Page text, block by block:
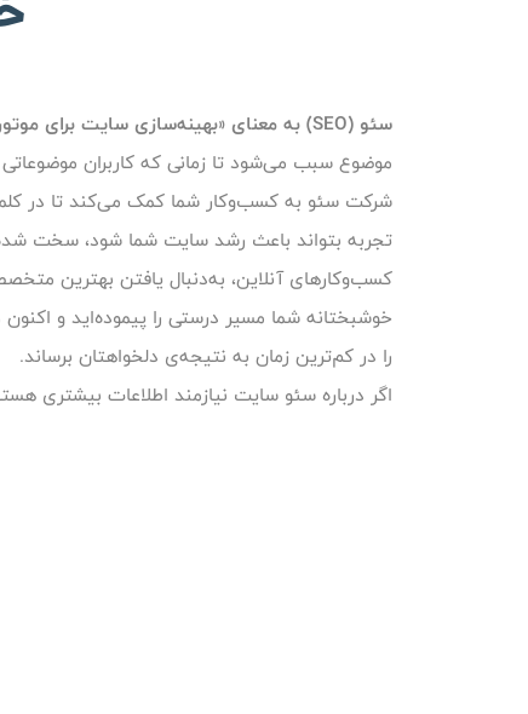
سئو (SEO) به معنای «بهینه‌سازی سایت برای موتورهای جست‌وجو» است.
موضوع سبب می‌شود تا زمانی که کاربران
شرکت سئو به کسب‌وکار شما کمک می‌کند تا در
تجربه بتواند باعث رشد سایت شما شود، سخت
کسب‌وکارهای آنلاین، به‌دنبال یافتن بهترین
خوشبختانه شما مسیر درستی را پیموده‌اید و
را در کم‌ترین زمان به نتیجه‌ی دلخواهتان برساند.
اگر درباره سئو سایت نیازمند اطلاعات بیشتری